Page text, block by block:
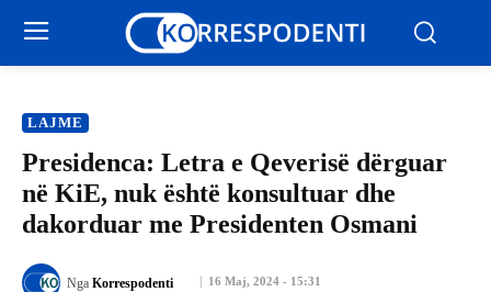
LAJME
Presidenca: Letra e Qeverisë dërguar
në KiE, nuk është konsultuar dhe
dakorduar me Presidenten Osmani
16 Maj, 2024 - 15:31
Nga Korrespodenti